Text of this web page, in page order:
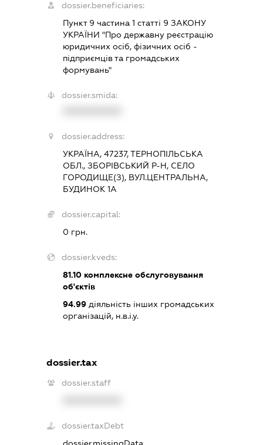
dossier.beneficiaries:
Пункт 9 частина 1 статті 9 ЗАКОНУ
УКРАЇНИ "Про державну реєстрацію
юридичних осіб, фізичних осіб -
підприємців та громадських
формувань"
dossier.smida:
dossier.address:
УКРАЇНА, 47237, ТЕРНОПІЛЬСЬКА
ОБЛ., ЗБОРІВСЬКИЙ Р-Н, СЕЛО
ГОРОДИЩЕ(З), ВУЛ.ЦЕНТРАЛЬНА,
БУДИНОК 1А
dossier.capital:
0 грн.
dossier.kveds:
81.10 комплексне обслуговування
об'єктів
94.99 діяльність інших громадських
організацій, н.в.і.у.
dossier.tax
dossier.staff
dossier.taxDebt
dossier.missingData